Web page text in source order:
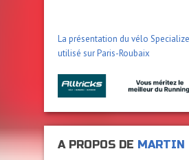
La présentation du vélo
utilisé sur Paris-Roubaix
A PROPOS DE MARTIN